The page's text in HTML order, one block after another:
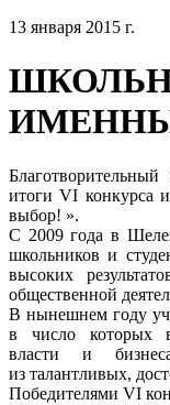
13 января 2015 г.
итоги VI конкурса
выбор! ».
С 2009 года в
школьников и
высоких
общественной
В нынешнем году
в число которых
власти и
из талантливых,
Победителями VI